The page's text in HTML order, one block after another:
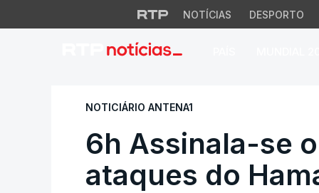
NOTÍCIAS DESPORTO
6h Assinala-se o
NOTICIÁRIO ANTENA1
6h Assinala-se
ataques do